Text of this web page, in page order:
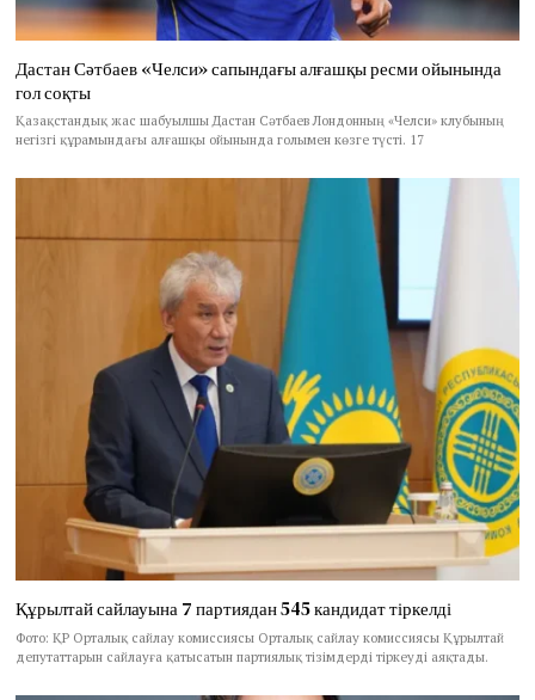
Дастан Сәтбаев «Челси» сапындағы алғашқы ресми ойынында
гол соқты
Қазақстандық жас шабуылшы Дастан Сәтбаев Лондонның «Челси» клубының
негізгі құрамындағы алғашқы ойынында голымен көзге түсті. 17
Құрылтай сайлауына 7 партиядан 545 кандидат тіркелді
Фото: ҚР Орталық сайлау комиссиясы Орталық сайлау комиссиясы Құрылтай
депутаттарын сайлауға қатысатын партиялық тізімдерді тіркеуді аяқтады.